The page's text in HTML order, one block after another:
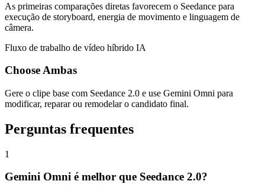
As primeiras comparações diretas favorecem o Seedance para
execução de storyboard, energia de movimento e linguagem de
câmera.
Fluxo de trabalho de vídeo híbrido IA
Choose Ambas
Gere o clipe base com Seedance 2.0 e use Gemini Omni para
modificar, reparar ou remodelar o candidato final.
Perguntas frequentes
1
Gemini Omni é melhor que Seedance 2.0?